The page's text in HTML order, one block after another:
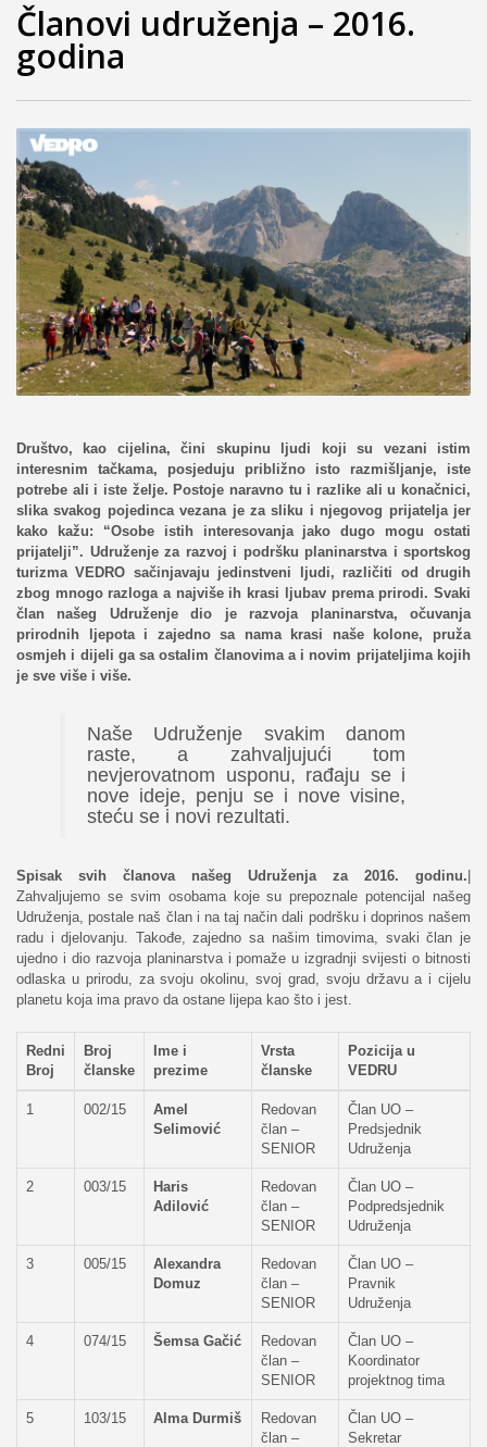
Članovi udruženja – 2016.
godina
Društvo, kao cijelina, čini skupinu ljudi koji su vezani istim
interesnim tačkama, posjeduju približno isto razmišljanje, iste
potrebe ali i iste želje. Postoje naravno tu i razlike ali u konačnici,
slika svakog pojedinca vezana je za sliku i njegovog prijatelja jer
kako kažu: “Osobe istih interesovanja jako dugo mogu ostati
prijatelji”. Udruženje za razvoj i podršku planinarstva i sportskog
turizma VEDRO sačinjavaju jedinstveni ljudi, različiti od drugih
zbog mnogo razloga a najviše ih krasi ljubav prema prirodi. Svaki
član našeg Udruženje dio je razvoja planinarstva, očuvanja
prirodnih ljepota i zajedno sa nama krasi naše kolone, pruža
osmjeh i dijeli ga sa ostalim članovima a i novim prijateljima kojih
je sve više i više.
Naše Udruženje svakim danom
raste, a zahvaljujući tom
nevjerovatnom usponu, rađaju se i
nove ideje, penju se i nove visine,
steću se i novi rezultati.
Spisak svih članova našeg Udruženja za 2016. godinu.
Zahvaljujemo se svim osobama koje su prepoznale potencijal našeg
Udruženja, postale naš član i na taj način dali podršku i doprinos našem
radu i djelovanju. Takođe, zajedno sa našim timovima, svaki član je
ujedno i dio razvoja planinarstva i pomaže u izgradnji svijesti o bitnosti
odlaska u prirodu, za svoju okolinu, svoj grad, svoju državu a i cijelu
planetu koja ima pravo da ostane lijepa kao što i jest.
Redni
Broj
Broj
članske
Ime i
prezime
Vrsta
članske
Pozicija u
VEDRU
1 002/15
Amel
Selimović
Redovan
član –
SENIOR
Član UO –
Predsjednik
Udruženja
2 003/15
Haris
Adilović
Redovan
član –
SENIOR
Član UO –
Podpredsjednik
Udruženja
3 005/15
Alexandra
Domuz
Redovan
član –
SENIOR
Član UO –
Pravnik
Udruženja
4 074/15 Šemsa Gačić
Redovan
član –
SENIOR
Član UO –
Koordinator
projektnog tima
5 103/15 Alma Durmiš
Redovan
član –
Član UO –
Sekretar